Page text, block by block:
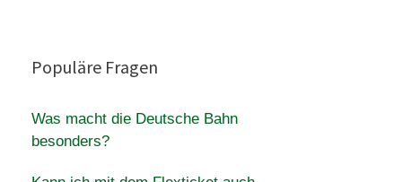
Populäre Fragen
Was macht die Deutsche Bahn
besonders?